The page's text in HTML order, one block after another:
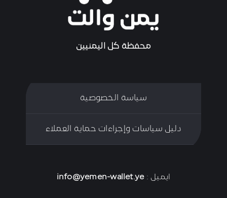
محفظة كل اليمنيين
سياسة الخصوصية
دليل سياسات وإجراءات حماية العملاء
ايميل :info@yemen-wallet.ye